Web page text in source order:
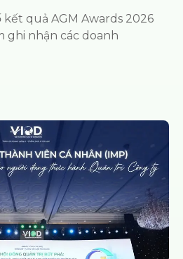
kết quả AGM Awards 2026
ghi nhận các doanh